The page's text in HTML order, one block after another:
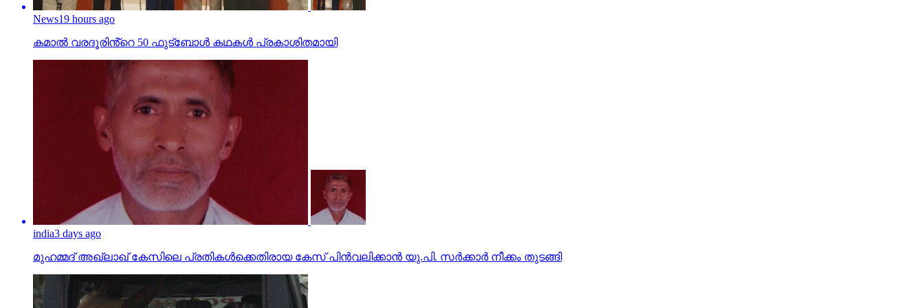
News19 hours ago
കമാൽ വരദൂരിൻ്റെ 50 ഫുട്ബോൾ കഥകൾ പ്രകാശിതമായി
india3 days ago
മുഹമ്മദ് അഖ്‌ലാഖ് കേസിലെ പ്രതികള്‍ക്കെതിരായ കേസ് പിന്‍വലിക്കാന്‍ യു.പി. സര്‍ക്കാര്‍ നീക്കം തുടങ്ങി